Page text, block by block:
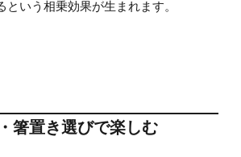
という相乗効果が生まれます。
箸置き選びで楽しむ